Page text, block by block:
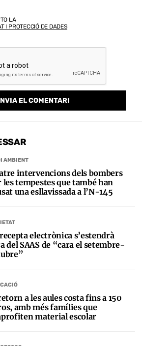
LA
I PROTECCIÓ DE DADES
AMBIENT
intervencions dels bombers
les tempestes que també han
una esllavissada a l’N-145
electrònica s’estendrà
del SAAS de “cara el setembre-
a les aules costa fins a 150
amb més famílies que
material escolar